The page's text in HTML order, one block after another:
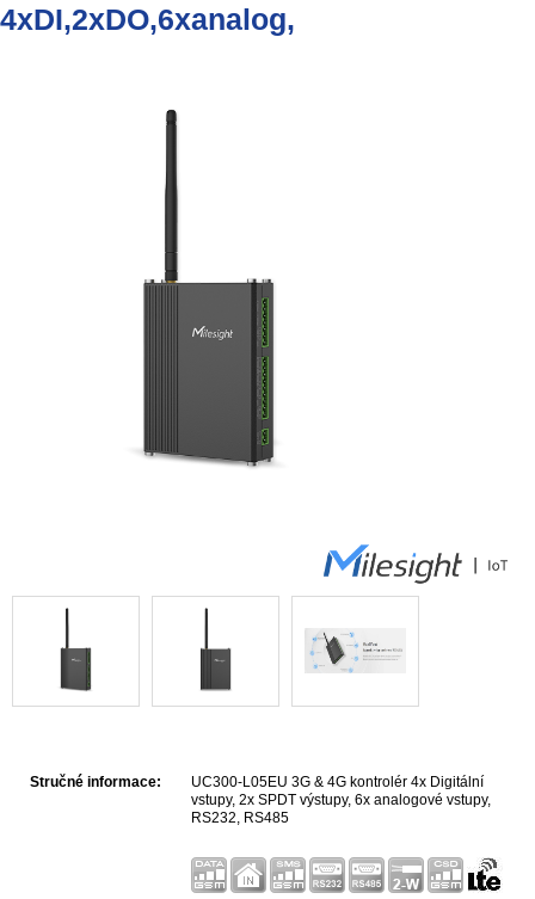
4xDI,2xDO,6xanalog,
Stručné informace:
UC300-L05EU 3G & 4G kontrolér 4x Digitální
vstupy, 2x SPDT výstupy, 6x analogové vstupy,
RS232, RS485